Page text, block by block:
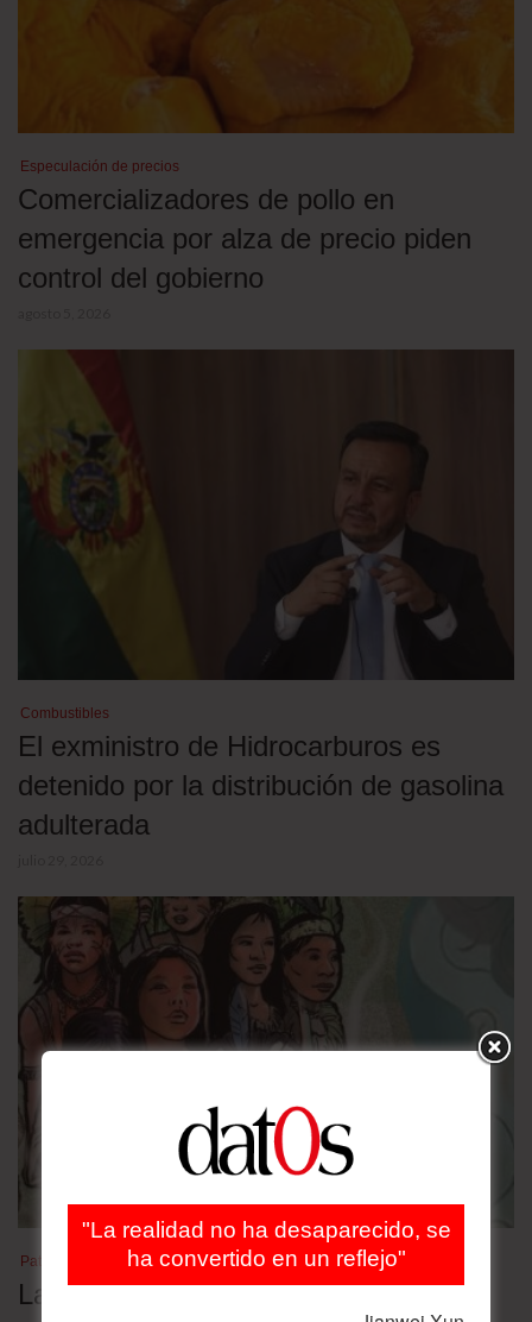
Especulación de precios
Comercializadores de pollo en
emergencia por alza de precio piden
control del gobierno
Combustibles
El exministro de Hidrocarburos es
detenido por la distribución de gasolina
adulterada
Patrimonio cultural
Las lenguas nativas en Bolivia en
"La realidad no ha desaparecido, se
ha convertido en un reflejo"